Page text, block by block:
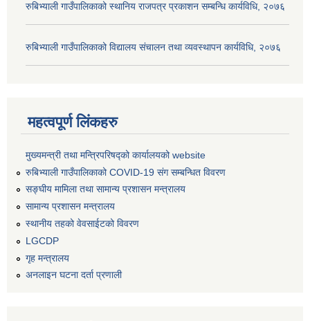
रुबिभ्याली गाउँपालिकाको स्थानिय राजपत्र प्रकाशन सम्बन्धि कार्यविधि, २०७६
रुबिभ्याली गाउँपालिकाको विद्यालय संचालन तथा व्यवस्थापन कार्यविधि, २०७६
महत्वपूर्ण लिंकहरु
मुख्यमन्त्री तथा मन्त्रिपरिषद्को कार्यालयको website
रुबिभ्याली गाउँपालिकाको COVID-19 संग सम्बन्धित विवरण
सङ्‍घीय मामिला तथा सामान्य प्रशासन मन्त्रालय
सामान्य प्रशासन मन्त्रालय
स्थानीय तहको वेवसाईटको विवरण
LGCDP
गृह मन्त्रालय
अनलाइन घटना दर्ता प्रणाली